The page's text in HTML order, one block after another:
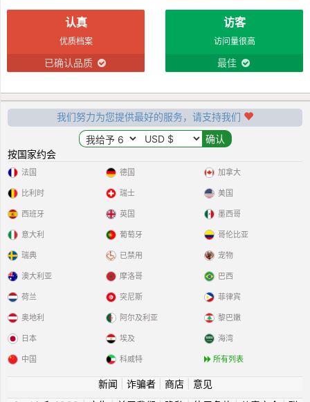
认真
优质档案
已确认品质
访客
访问量很高
最佳
我们努力为您提供最好的服务，请支持我们
按国家约会
法国
比利时
西班牙
意大利
瑞典
德国
瑞士
英国
葡萄牙
已禁用
加拿大
美国
墨西哥
哥伦比亚
宠物
澳大利亚
荷兰
奥地利
日本
中国
摩洛哥
突尼斯
阿尔及利亚
埃及
科威特
巴西
菲律宾
黎巴嫩
海湾
所有列表
新闻 诈骗者| 商店| 意见